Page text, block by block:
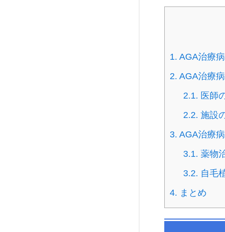
1. AGA治療
2. AGA治療
2.1. 医師
2.2. 施設
3. AGA治療
3.1. 薬物
3.2. 自毛
4. まとめ